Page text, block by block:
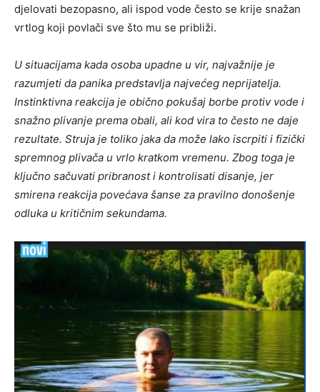
djelovati bezopasno, ali ispod vode često se krije snažan
vrtlog koji povlači sve što mu se približi.
U situacijama kada osoba upadne u vir, najvažnije je
razumjeti da panika predstavlja najvećeg neprijatelja.
Instinktivna reakcija je obično pokušaj borbe protiv vode i
snažno plivanje prema obali, ali kod vira to često ne daje
rezultate. Struja je toliko jaka da može lako iscrpiti i fizički
spremnog plivača u vrlo kratkom vremenu. Zbog toga je
ključno sačuvati pribranost i kontrolisati disanje, jer
smirena reakcija povećava šanse za pravilno donošenje
odluka u kritičnim sekundama.